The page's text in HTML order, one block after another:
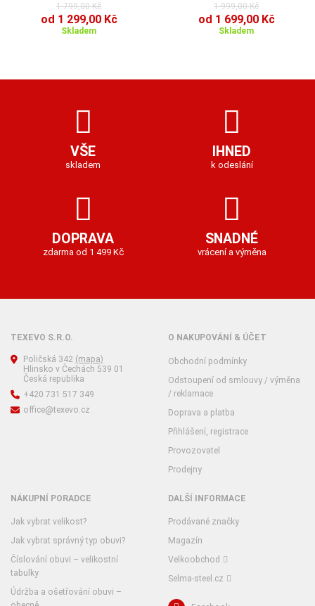
1 799,00 Kč
od 1 299,00 Kč
Skladem
1 999,00 Kč
od 1 699,00 Kč
Skladem
VŠE
skladem
IHNED
k odeslání
DOPRAVA
zdarma od 1 499 Kč
SNADNÉ
vrácení a výměna
TEXEVO S.R.O.
Poličská 342 (mapa)
Hlinsko v Čechách 539 01
Česká republika
+420 731 517 349
office@texevo.cz
O NAKUPOVÁNÍ & ÚČET
Obchodní podmínky
Odstoupení od smlouvy / výměna
/ reklamace
Doprava a platba
Přihlášení, registrace
Provozovatel
Prodejny
NÁKUPNÍ PORADCE
Jak vybrat velikost?
Jak vybrat správný typ obuvi?
Číslování obuvi – velikostní
tabulky
Údržba a ošetřování obuvi –
DALŠÍ INFORMACE
Prodávané značky
Magazín
Velkoobchod
Selma-steel.cz